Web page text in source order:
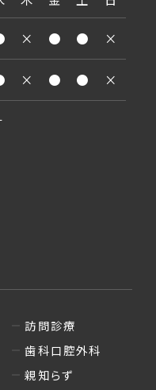
× ● ● ×
× ● ● ×
訪問診療
歯科口腔外科
親知らず